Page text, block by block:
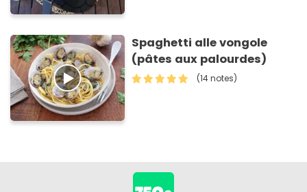
Spaghetti alle vongole
(pâtes aux palourdes)
(14 notes)